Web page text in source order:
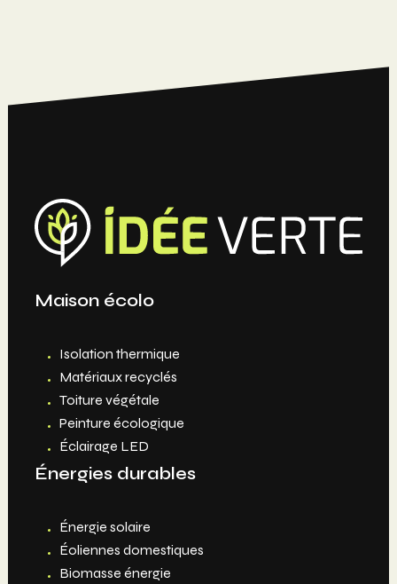
Maison écolo
Isolation thermique
Matériaux recyclés
Toiture végétale
Peinture écologique
Éclairage LED
Énergies durables
Énergie solaire
Éoliennes domestiques
Biomasse énergie